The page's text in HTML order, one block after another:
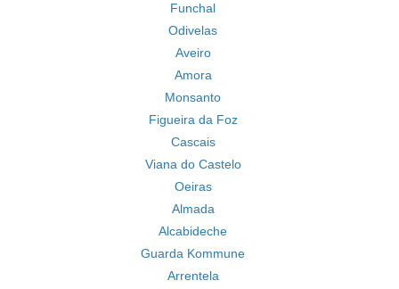
Funchal
Odivelas
Aveiro
Amora
Monsanto
Figueira da Foz
Cascais
Viana do Castelo
Oeiras
Almada
Alcabideche
Guarda Kommune
Arrentela